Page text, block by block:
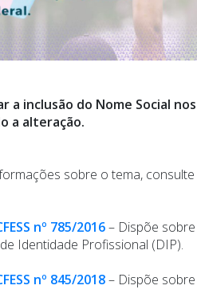
a inclusão do Nome Social
a alteração.
sobre o tema,
nº 785/2016– Dispõe
Identidade Profissional (DIP).
nº 845/2018– Dispõe